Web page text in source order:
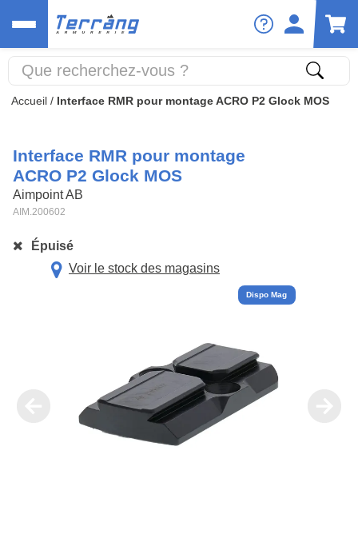
Accueil / Interface RMR pour montage ACRO P2 Glock MOS
Interface RMR pour montage
ACRO P2 Glock MOS
Aimpoint AB
AIM.200602
Épuisé
Voir le stock des magasins
Dispo Mag